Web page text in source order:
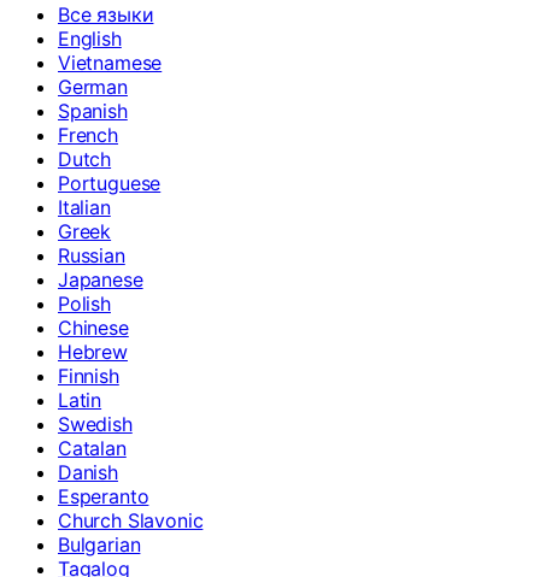
Все языки
English
Vietnamese
German
Spanish
French
Dutch
Portuguese
Italian
Greek
Russian
Japanese
Polish
Chinese
Hebrew
Finnish
Latin
Swedish
Catalan
Danish
Esperanto
Church Slavonic
Bulgarian
Tagalog